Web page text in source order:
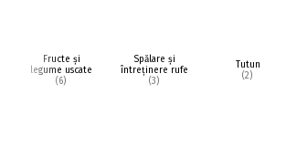
Fructe și
legume uscate
(6)
Spălare și
întreținere rufe
(3)
Tutun
(2)